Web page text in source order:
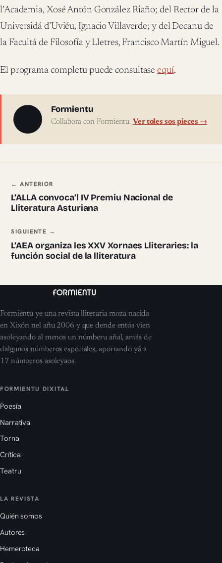
l’Academia, Xosé Antón González Riaño; del Rector de la
Universidá d’Uviéu, Ignacio Villaverde; y del Decanu de
la Facultá de Filosofía y Lletres, Francisco Martín Miguel.
El programa completu puede consultaseequí.
Sobre l'autor
Formientu
Collabora con Formientu.Ver toles sos pieces →
Navegación ente pieces
← ANTERIOR
L’ALLA convoca’l IV Premiu Nacional de
Lliteratura Asturiana
SIGUIENTE →
L’AEA organiza les XXV Xornaes Lliteraries: la
función social de la lliteratura
Formientu ye una revista lliteraria moza nacida
en Xixón nel añu 2006 y que dende entós vien
asoleyando al menos un númberu añal, amás de
dalgunos númberos especiales, aportando yá a
17 númberos asoleyaos.
FORMIENTU DIXITAL
Poesía
Narrativa
Torna
Crítica
Teatru
LA REVISTA
Quién somos
Autores
Hemeroteca